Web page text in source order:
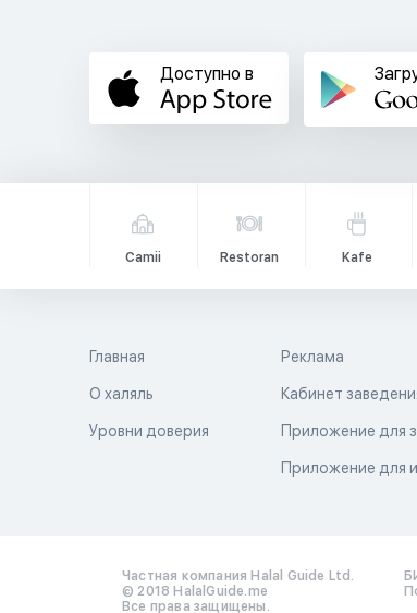
Доступно в
Camii Restoran Kafe
Главная
О халяль
Уровни доверия
Реклама
Кабинет
Приложение для
Приложение для
Частная компания Halal Guide Ltd.
© 2018 HalalGuide.me
Все права защищены.